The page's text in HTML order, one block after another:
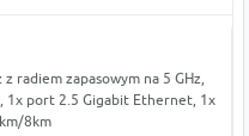
radiem zapasowym na 5 GHz,
1x port 2.5 Gigabit Ethernet, 1x
8km